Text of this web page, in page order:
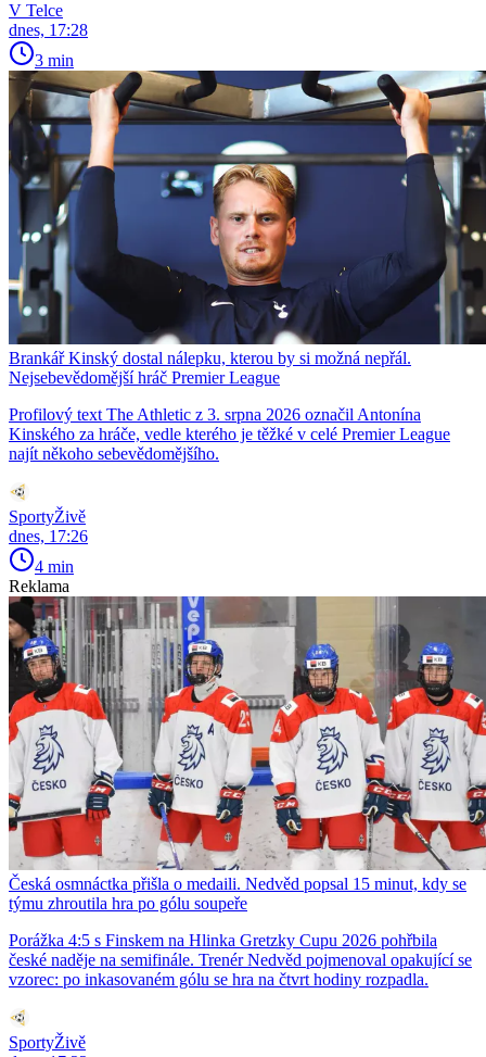
V Telce
dnes, 17:28
3 min
Brankář Kinský dostal nálepku, kterou by si možná nepřál.
Nejsebevědomější hráč Premier League
Profilový text The Athletic z 3. srpna 2026 označil Antonína
Kinského za hráče, vedle kterého je těžké v celé Premier League
najít někoho sebevědomějšího.
SportyŽivě
dnes, 17:26
4 min
Reklama
Česká osmnáctka přišla o medaili. Nedvěd popsal 15 minut, kdy se
týmu zhroutila hra po gólu soupeře
Porážka 4:5 s Finskem na Hlinka Gretzky Cupu 2026 pohřbila
české naděje na semifinále. Trenér Nedvěd pojmenoval opakující se
vzorec: po inkasovaném gólu se hra na čtvrt hodiny rozpadla.
SportyŽivě